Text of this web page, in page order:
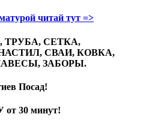
читай тут =>
ТРУБА, СЕТКА,
СВАИ, КОВКА,
ЗАБОРЫ.
Посад!
от 30 минут!